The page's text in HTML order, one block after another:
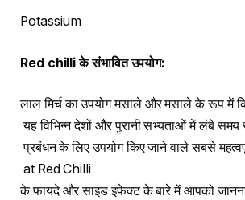
Potassium
Red chilliके संभावित उपयोग:
लाल मिर्च का उपयोग मसाले और मसाले के रूप में
यह विभिन्न देशों और पुरानी सभ्यताओं में लंबे समय से
प्रबंधन के लिए उपयोग किए जाने वाले सबसे
at Red Chilli
के फायदे और साइड इफेक्ट के बारे में आपको